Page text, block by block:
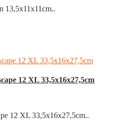
13,5x11x11cm..
12 XL 33,5x16x27,5cm
12 XL 33,5x16x27,5cm..